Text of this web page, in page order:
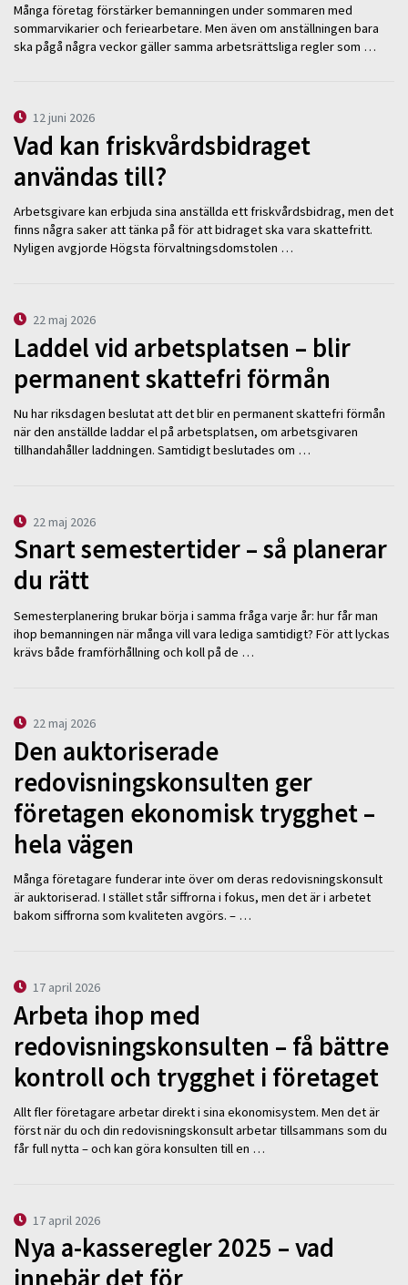
Många företag förstärker bemanningen under sommaren med
sommarvikarier och feriearbetare. Men även om anställningen bara
ska pågå några veckor gäller samma arbetsrättsliga regler som …
12 juni 2026
Vad kan friskvårdsbidraget
användas till?
Arbetsgivare kan erbjuda sina anställda ett friskvårdsbidrag, men det
finns några saker att tänka på för att bidraget ska vara skattefritt.
Nyligen avgjorde Högsta förvaltningsdomstolen …
22 maj 2026
Laddel vid arbetsplatsen – blir
permanent skattefri förmån
Nu har riksdagen beslutat att det blir en permanent skattefri förmån
när den anställde laddar el på arbetsplatsen, om arbetsgivaren
tillhandahåller laddningen. Samtidigt beslutades om …
22 maj 2026
Snart semestertider – så planerar
du rätt
Semesterplanering brukar börja i samma fråga varje år: hur får man
ihop bemanningen när många vill vara lediga samtidigt? För att lyckas
krävs både framförhållning och koll på de …
22 maj 2026
Den auktoriserade
redovisningskonsulten ger
företagen ekonomisk trygghet –
hela vägen
Många företagare funderar inte över om deras redovisningskonsult
är auktoriserad. I stället står siffrorna i fokus, men det är i arbetet
bakom siffrorna som kvaliteten avgörs. – …
17 april 2026
Arbeta ihop med
redovisningskonsulten – få bättre
kontroll och trygghet i företaget
Allt fler företagare arbetar direkt i sina ekonomisystem. Men det är
först när du och din redovisningskonsult arbetar tillsammans som du
får full nytta – och kan göra konsulten till en …
17 april 2026
Nya a-kasseregler 2025 – vad